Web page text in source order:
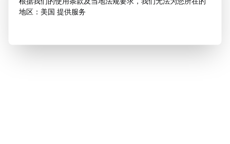
地区：美国 提供服务